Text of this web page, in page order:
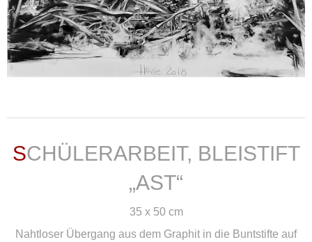
SCHÜLERARBEIT, BLEISTIFT
„AST“
35 x 50 cm
Nahtloser Übergang aus dem Graphit in die Buntstifte auf